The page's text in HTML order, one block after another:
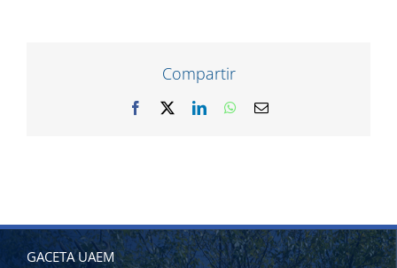
Compartir
Facebook LinkedInWhatsApp
Correo
GACETA UAEM